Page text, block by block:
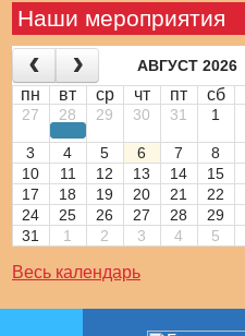
Наши мероприятия
АВГУСТ 2026
пн вт ср чт пт сб
27 28 29 30 31 1
3 4 5 6 7 8
10
11 12 13 14 15
17
18 19 20 21 22
24
25 26 27 28 29
31
1 2 3 4 5
Весь календарь